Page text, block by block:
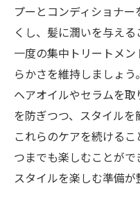
プーとコンディショナ
くし、髪に潤いを与え
一度の集中トリートメ
らかさを維持しましょ
ヘアオイルやセラムを
を防ぎつつ、スタイルを
これらのケアを続ける
つまでも楽しむことが
スタイルを楽しむ準備が